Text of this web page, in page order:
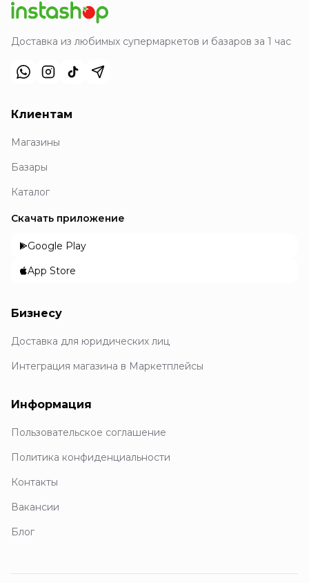
Доставка из любимых супермаркетов и базаров за 1 час
Клиентам
Магазины
Базары
Каталог
Скачать приложение
Google Play
App Store
Бизнесу
Доставка для юридических лиц
Интеграция магазина в Маркетплейсы
Информация
Пользовательское соглашение
Политика конфиденциальности
Контакты
Вакансии
Блог